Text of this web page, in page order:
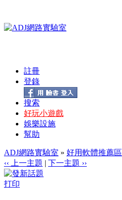
註冊
登錄
搜索
好玩小遊戲
娛樂設施
幫助
ADJ網路實驗室 » 好用軟體推薦區
‹‹ 上一主題 | 下一主題 ››
打印